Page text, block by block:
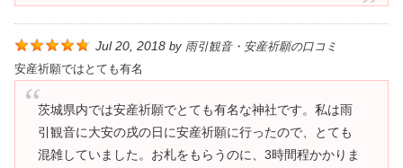
Jul 20, 2018 by 雨引観音・安産祈願の口コミ
安産祈願ではとても有名
茨城県内では安産祈願でとても有名な神社です。私は雨
引観音に大安の戌の日に安産祈願に行ったので、とても
混雑していました。お札をもらうのに、3時間程かかりま